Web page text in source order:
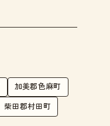
加美郡色麻町
柴田郡村田町